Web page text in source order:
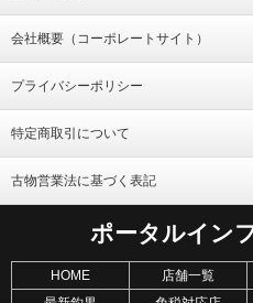
会社概要（コーポレートサイト）
プライバシーポリシー
特定商取引について
古物営業法に基づく表記
ポータルイン
HOME 店舗一覧